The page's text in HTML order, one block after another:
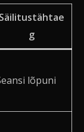
Säilitustähtae
g
lõpuni